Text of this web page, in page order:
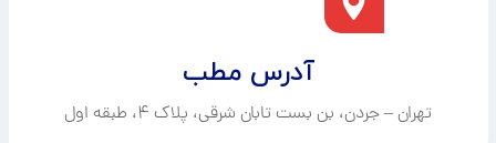
آدرس مطب
تهران – جردن، بن بست تابان شرقی، پلاک ۴، طبقه اول